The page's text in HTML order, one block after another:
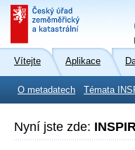
Vítejte Aplikace
O metadatech Témata
Nyní jste zde: